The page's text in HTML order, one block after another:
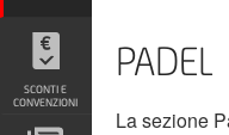
SCONTI E
CONVENZIONI
SCONTI E
PADEL
La sezione